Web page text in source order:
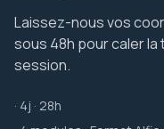
Laissez-nous vos
sous 48h pour caler
session.
· 4j · 28h